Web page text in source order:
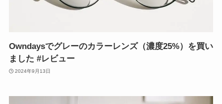
Owndaysでグレーのカラーレンズ（濃度25%）を買い
ました #レビュー
2024年9月13日